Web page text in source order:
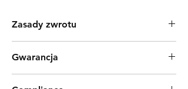
Zasady zwrotu
z wysokiej jakości procesu produkcyjnego i
niezawodności. Jeśli jednak odkryjesz wadę
uniemożliwiającą działanie produktu zgodnie
Gwarancja